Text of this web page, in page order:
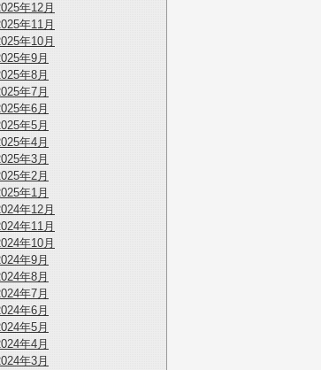
年12月
年11月
年10月
年9月
年8月
年7月
年6月
年5月
年4月
年3月
年2月
年1月
年12月
年11月
年10月
年9月
年8月
年7月
年6月
年5月
年4月
年3月